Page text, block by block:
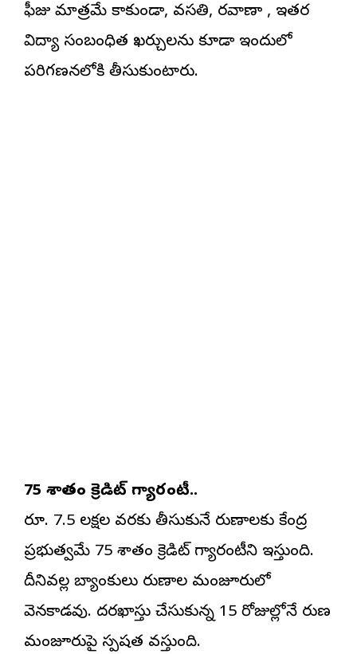
ఫీజు మాత్రమే కాకుండా, వసతి, రవాణా , ఇతర
విద్యా సంబంధిత ఖర్చులను కూడా ఇందులో
పరిగణనలోకి తీసుకుంటారు.
75 శాతం క్రెడిట్ గ్యారంటీ..
రూ. 7.5 లక్షల వరకు తీసుకునే రుణాలకు కేంద్ర
ప్రభుత్వమే 75 శాతం క్రెడిట్ గ్యారంటీని ఇస్తుంది.
దీనివల్ల బ్యాంకులు రుణాల మంజూరులో
వెనకాడవు. దరఖాస్తు చేసుకున్న 15 రోజుల్లోనే రుణ
మంజూరుపై స్పష్టత వస్తుంది.